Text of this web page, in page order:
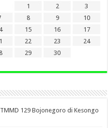
1
2
3
8 9
10
15 16
17
22 23
24
29
30
129 Bojonegoro di Kesongo